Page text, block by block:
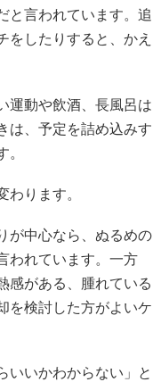
と言われています。追
をしたりすると、かえ
運動や飲酒、長風呂は
は、予定を詰め込みす
。
わります。
が中心なら、ぬるめの
われています。一方
感がある、腫れている
を検討した方がよいケ
いいかわからない」と